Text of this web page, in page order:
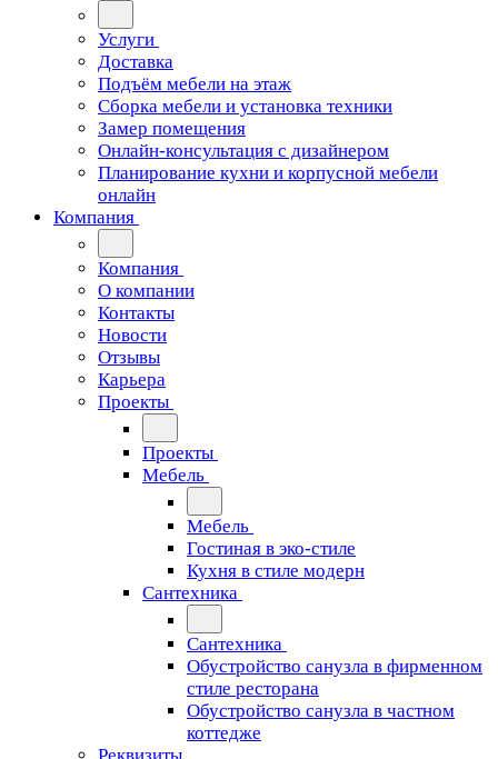
Услуги
Доставка
Подъём мебели на этаж
Сборка мебели и установка техники
Замер помещения
Онлайн-консультация с дизайнером
Планирование кухни и корпусной мебели
онлайн
Компания
Компания
О компании
Контакты
Новости
Отзывы
Карьера
Проекты
Проекты
Мебель
Мебель
Гостиная в эко-стиле
Кухня в стиле модерн
Сантехника
Сантехника
Обустройство санузла в фирменном
стиле ресторана
Обустройство санузла в частном
коттедже